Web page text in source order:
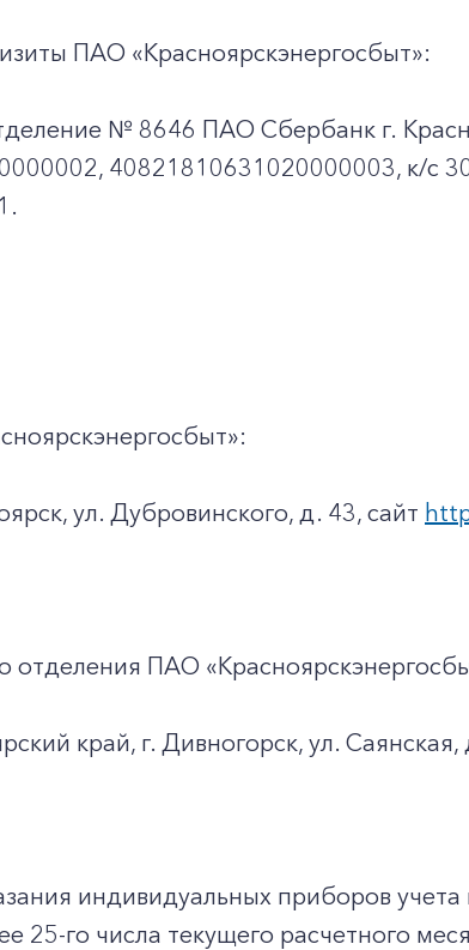
обратный звонок
ПАО «Красноярскэнергосбыт»:
№ 8646 ПАО Сбербанк г.
40821810631020000003, к/c
ул. Дубровинского, д. 43, сайт
отделения ПАО
край, г. Дивногорск, ул. Саянская,
индивидуальных приборов
25-го числа текущего расчетного